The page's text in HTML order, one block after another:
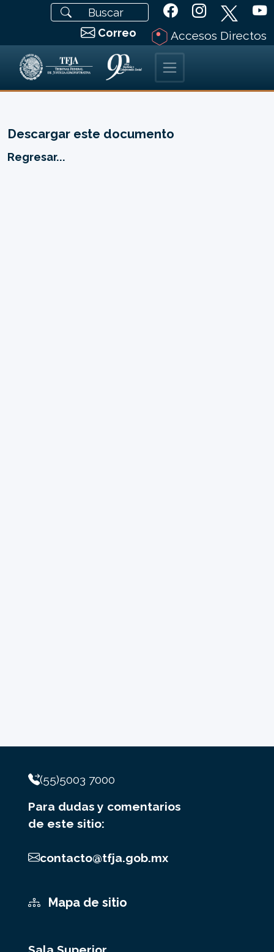
Correo Accesos Directos
Descargar este documento
Regresar...
(55)5003 7000
Para dudas y comentarios
de este sitio:
contacto@tfja.gob.mx
Mapa de sitio